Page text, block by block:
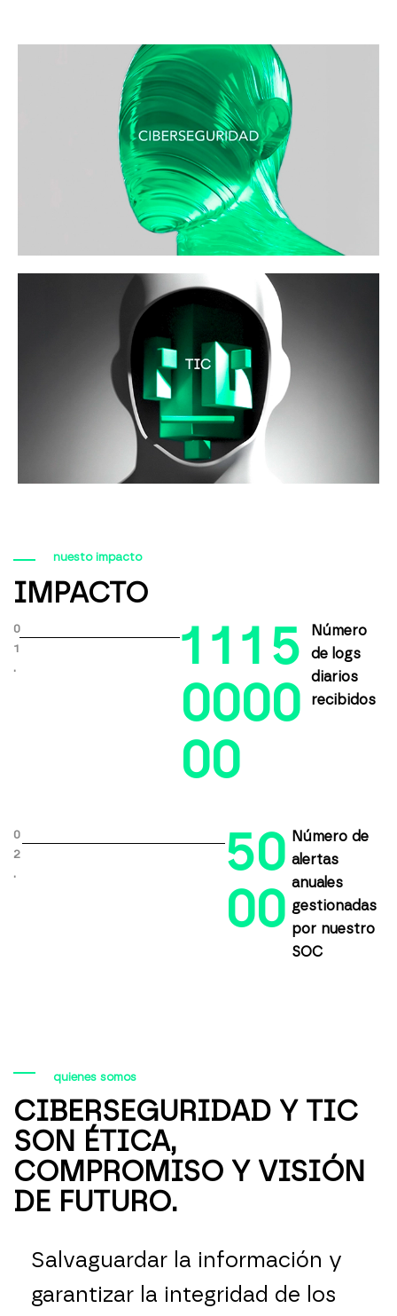
nuesto impacto
IMPACTO
0
1
.
1 1 1 5
0000
00
Número
de logs
diarios
recibidos
0
2
.
50
00
Número de
alertas
anuales
gestionadas
por nuestro
SOC
quienes somos
CIBERSEGURIDAD Y TIC
SON ÉTICA,
COMPROMISO Y VISIÓN
DE FUTURO.
Salvaguardar la información y
garantizar la integridad de los